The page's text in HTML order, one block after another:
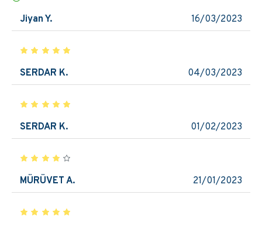
Jiyan Y. 16/03/2023
SERDAR K. 04/03/2023
SERDAR K. 01/02/2023
MÜRÜVET A. 21/01/2023